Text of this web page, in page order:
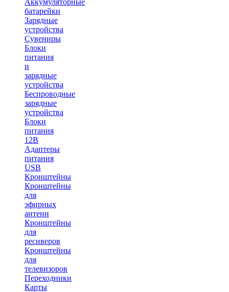
Аккумуляторные
батарейки
Зарядные
устройства
Сувениры
Блоки
питания
и
зарядные
устройства
Беспроводные
зарядные
устройства
Блоки
питания
12В
Адаптеры
питания
USB
Кронштейны
Кронштейны
для
эфирных
антенн
Кронштейны
для
ресиверов
Кронштейны
для
телевизоров
Переходники
Карты